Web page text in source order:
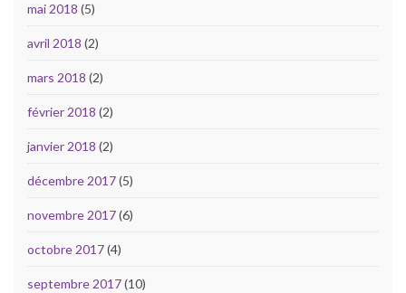
mai 2018 (5)
avril 2018 (2)
mars 2018 (2)
février 2018 (2)
janvier 2018 (2)
décembre 2017(5)
novembre 2017(6)
octobre 2017(4)
septembre 2017(10)